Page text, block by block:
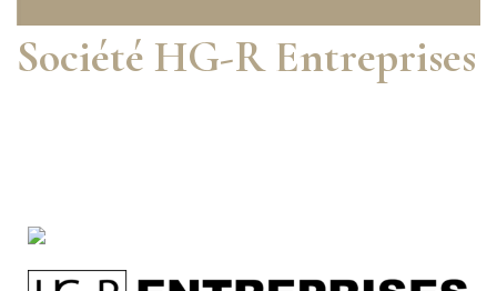
Société HG-R Entreprises